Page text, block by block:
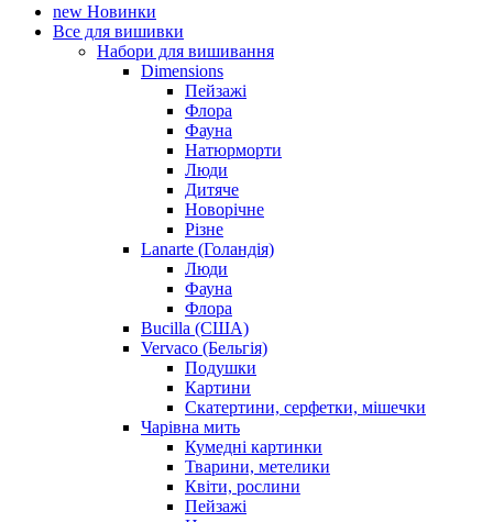
new Новинки
Все для вишивки
Набори для вишивання
Dimensions
Пейзажі
Флора
Фауна
Натюрморти
Люди
Дитяче
Новорічне
Різне
Lanarte (Голандія)
Люди
Фауна
Флора
Bucilla (США)
Vervaco (Бельгія)
Подушки
Картини
Скатертини, серфетки, мішечки
Чарiвна мить
Кумедні картинки
Тварини, метелики
Квіти, рослини
Пейзажі